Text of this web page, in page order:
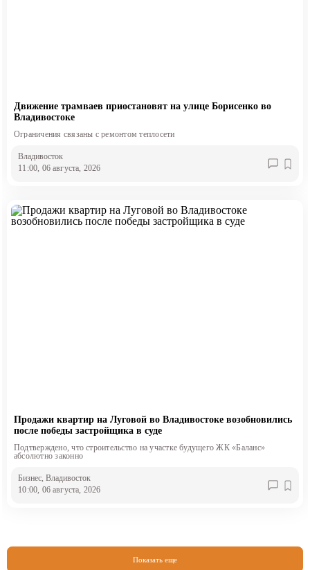
Движение трамваев приостановят на улице Борисенко во
Владивостоке
Ограничения связаны с ремонтом теплосети
Владивосток
11:00, 06 августа, 2026
Продажи квартир на Луговой во Владивостоке возобновились
после победы застройщика в суде
Подтверждено, что строительство на участке будущего ЖК «Баланс»
абсолютно законно
Бизнес , Владивосток
10:00, 06 августа, 2026
Показать еще